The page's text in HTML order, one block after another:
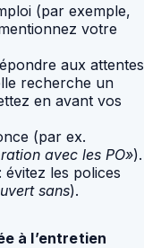
(par exemple,
votre
aux attentes
recherche un
en avant vos
(par ex.
avec les PO»).
: évitez les polices
sans).
à l’entretien